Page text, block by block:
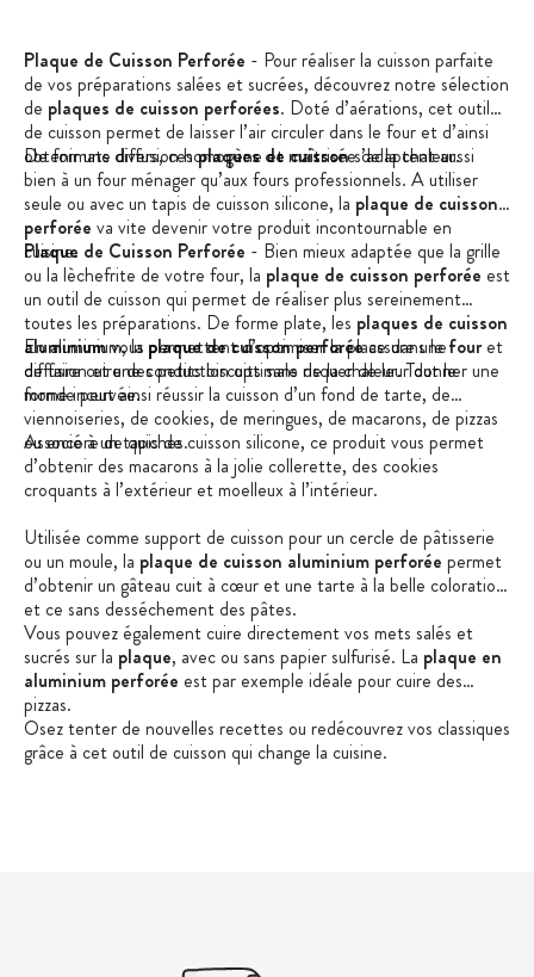
Plaque de Cuisson Perforée - Pour réaliser la cuisson parfaite
de vos préparations salées et sucrées, découvrez notre sélection
de plaques de cuisson perforées. Doté d’aérations, cet outil
de cuisson permet de laisser l’air circuler dans le four et d’ainsi
obtenir une diffusion homogène et maîtrisée de la chaleur.
De formats divers, cesplaques de cuissons’adaptent aussi
bien à un four ménager qu’aux fours professionnels. A utiliser
seule ou avec un tapis de cuisson silicone, la plaque de cuisson
perforée va vite devenir votre produitincontournable en
cuisine.
Plaque de Cuisson Perforée - Bien mieux adaptée que la grille
ou la lèchefrite de votre four, la plaque de cuisson perforée est
un outil de cuisson qui permet de réaliser plus sereinement
toutes les préparations. De forme plate, les plaques de cuisson
aluminiumvous permettent d’optimiser la place dans lefouret
de faire cuire des petits biscuits sans risquer de leur donner une
forme incurvée.
En aluminium, la plaque de cuisson perforéeassure une
diffusion et une conduction optimale de la chaleur. Tout le
monde peut ainsi réussir la cuisson d’un fond de tarte, de
viennoiseries, de cookies, de meringues, de macarons, de pizzas
ou encore de quiches.
Associé à un tapis de cuisson silicone, ce produit vous permet
d’obtenir des macarons à la jolie collerette, des cookies
croquants à l’extérieur et moelleux à l’intérieur.
Utilisée comme support de cuisson pour un cercle de pâtisserie
ou un moule, la plaque de cuisson aluminium perforée permet
d’obtenir un gâteau cuit à cœur et une tarte à la belle coloration,
et ce sans desséchement des pâtes.
Vous pouvez également cuire directement vos mets salés et
sucrés sur la plaque, avec ou sans papier sulfurisé. La plaque en
aluminium perforée est par exemple idéale pour cuire des
pizzas.
Osez tenter de nouvelles recettes ou redécouvrez vos classiques
grâce à cet outil de cuisson qui change la cuisine.